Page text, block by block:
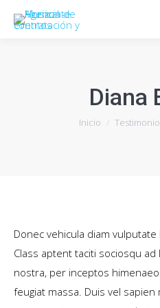
Diana
Estás aquí:
Inicio
Donec vehicula diam
Class aptent taciti sociosqu
nostra, per inceptos
feugiat massa. Duis vel sapien